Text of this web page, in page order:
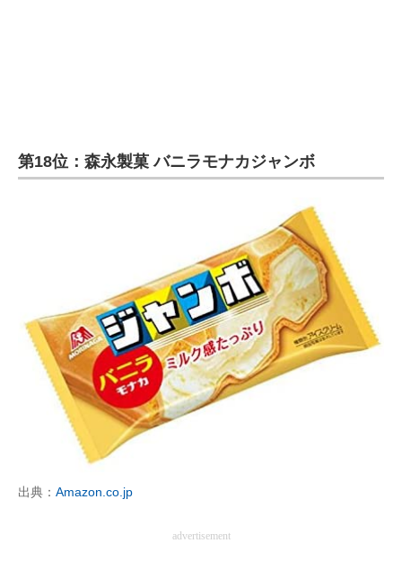
第18位：森永製菓 バニラモナカジャンボ
出典： Amazon.co.jp
advertisement